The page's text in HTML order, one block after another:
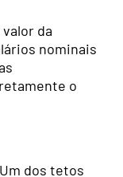
da
nominais
o
dos tetos